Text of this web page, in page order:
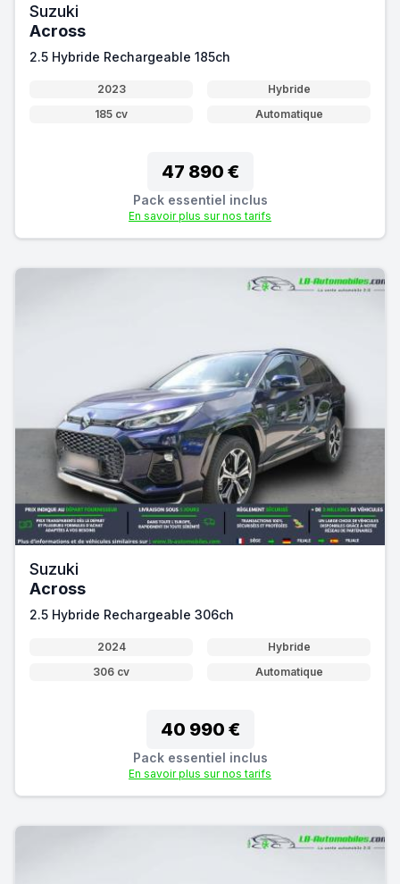
Suzuki
Across
2.5 Hybride Rechargeable 185ch
2023
Hybride
185 cv
Automatique
47 890 €
Pack essentiel inclus
En savoir plus sur nos tarifs
Suzuki
Across
2.5 Hybride Rechargeable 306ch
2024
Hybride
306 cv
Automatique
40 990 €
Pack essentiel inclus
En savoir plus sur nos tarifs